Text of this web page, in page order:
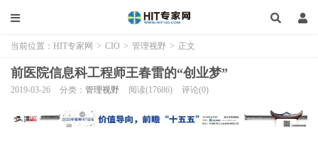
当前位置： HIT专家网 > CIO > 管理视野 > 正文
前医院信息科工程师王春雷的“创业梦”
2019-03-26 分类： 管理视野 阅读(17686) 评论(0)